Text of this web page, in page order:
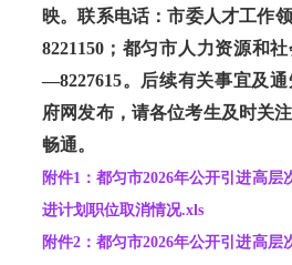
映。联系电话：市委人才工作
8221150；都匀市人力资源和
—8227615。后续有关事宜及
府网发布，请各位考生及时关
畅通。
附件1：都匀市2026年公开引进高层
进计划职位取消情况.xls
附件2：都匀市2026年公开引进高层